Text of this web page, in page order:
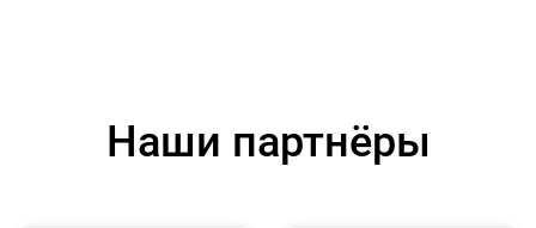
Наши партнёры